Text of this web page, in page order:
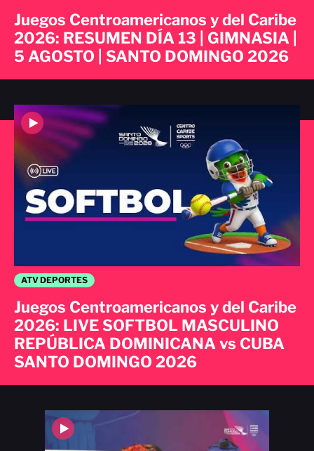
ATV DEPORTES
Juegos Centroamericanos y del Caribe
2026: LIVE SOFTBOL MASCULINO
REPÚBLICA DOMINICANA vs CUBA
SANTO DOMINGO 2026
Juegos Centroamericanos y del Caribe
2026: RESUMEN DÍA 13 | GIMNASIA |
5 AGOSTO | SANTO DOMINGO 2026